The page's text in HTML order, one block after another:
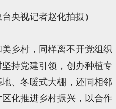
央视记者赵化拍摄）
乡村，同样离不开党组织
持党建引领，创办种植专
、冬暖式大棚，还同相邻
化推进乡村振兴，以合作